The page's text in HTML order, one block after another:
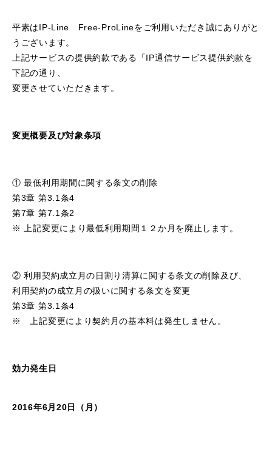
平素はIP-Line Free-ProLineをご利用いただき誠にありがと
うございます。
上記サービスの提供約款である「IP通信サービス提供約款を
下記の通り、
変更させていただきます。
変更概要及び対象条項
① 最低利用期間に関する条文の削除
第3章 第3.1条4
第7章 第7.1条2
※ 上記変更により最低利用期間１２か月を廃止します。
② 利用契約成立月の日割り清算に関する条文の削除及び、
利用契約の成立月の扱いに関する条文を変更
第3章 第3.1条4
※ 上記変更により契約月の基本料は発生しません。
効力発生日
2016年6月20日（月）